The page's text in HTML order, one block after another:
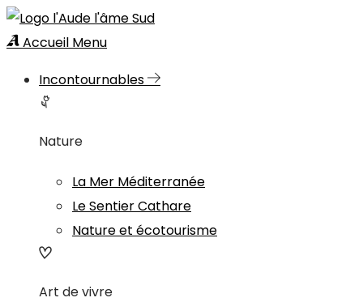
Accueil Menu
Incontournables
Nature
La Mer Méditerranée
Le Sentier Cathare
Nature et écotourisme
Art de vivre